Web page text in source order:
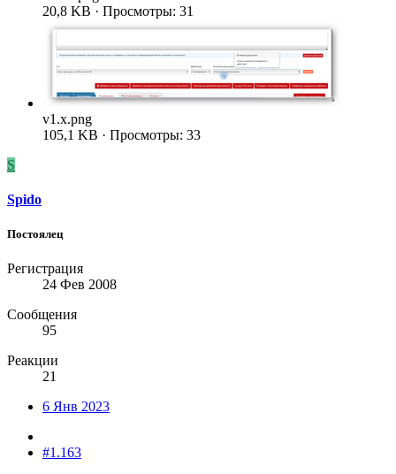
20,8 KB · Просмотры: 31
v1.x.png
105,1 KB · Просмотры: 33
S
Spido
Постоялец
Регистрация
24 Фев 2008
Сообщения
95
Реакции
21
6 Янв 2023
#1.163